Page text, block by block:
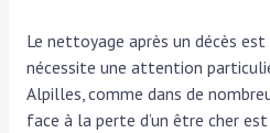
Le nettoyage après un décès
nécessite une attention
Alpilles, comme dans de
face à la perte d’un être cher